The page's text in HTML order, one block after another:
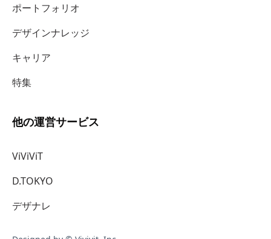
ポートフォリオ
デザインナレッジ
キャリア
特集
他の運営サービス
ViViViT
D.TOKYO
デザナレ